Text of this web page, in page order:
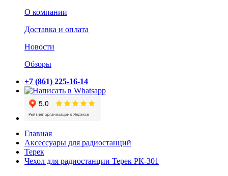
О компании
Доставка и оплата
Новости
Обзоры
+7 (861) 225-16-14
Главная
Аксессуары для радиостанций
Терек
Чехол для радиостанции Терек РК-301